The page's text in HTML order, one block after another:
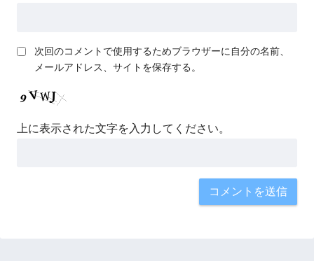
次回のコメントで使用するためブラウザーに自分の名前、
メールアドレス、サイトを保存する。
上に表示された文字を入力してください。